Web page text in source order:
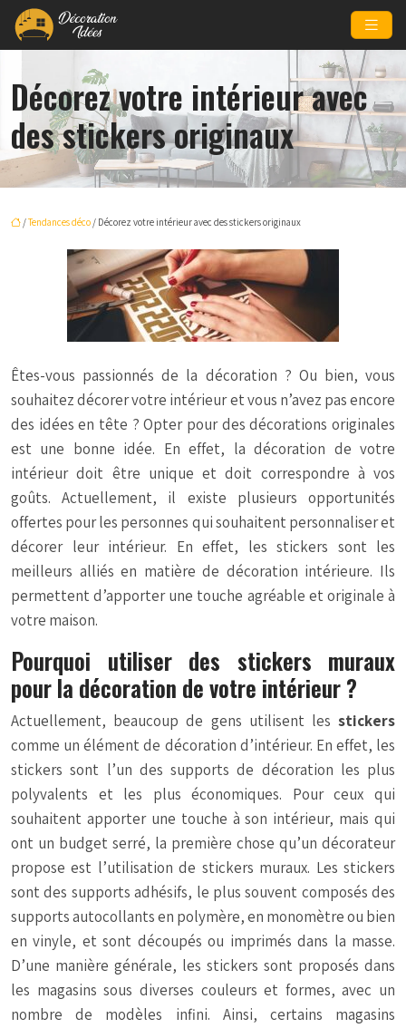
Décorez votre intérieur avec
des stickers originaux
/Tendances déco / Décorez votre intérieur avec des stickers originaux
Êtes-vous passionnés de la décoration ? Ou bien, vous
souhaitez décorer votre intérieur et vous n’avez pas encore
des idées en tête ? Opter pour des décorations originales
est une bonne idée. En effet, la décoration de votre
intérieur doit être unique et doit correspondre à vos
goûts. Actuellement, il existe plusieurs opportunités
offertes pour les personnes qui souhaitent personnaliser et
décorer leur intérieur. En effet, les stickers sont les
meilleurs alliés en matière de décoration intérieure. Ils
permettent d’apporter une touche agréable et originale à
votre maison.
Pourquoi utiliser des stickers muraux
pour la décoration de votre intérieur ?
Actuellement, beaucoup de gens utilisent les stickers
comme un élément de décoration d’intérieur. En effet, les
stickers sont l’un des supports de décoration les plus
polyvalents et les plus économiques. Pour ceux qui
souhaitent apporter une touche à son intérieur, mais qui
ont un budget serré, la première chose qu’un décorateur
propose est l’utilisation de stickers muraux. Les stickers
sont des supports adhésifs, le plus souvent composés des
supports autocollants en polymère, en monomètre ou bien
en vinyle, et sont découpés ou imprimés dans la masse.
D’une manière générale, les stickers sont proposés dans
les magasins sous diverses couleurs et formes, avec un
nombre de modèles infini. Ainsi, certains magasins